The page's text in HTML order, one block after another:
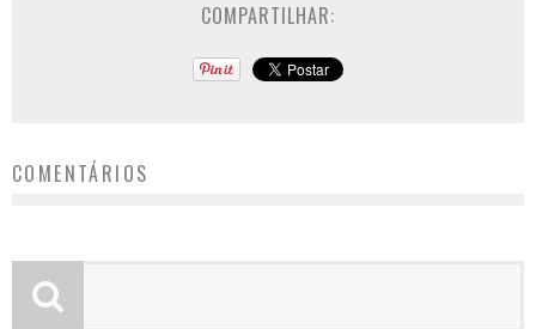
COMPARTILHAR:
COMENTÁRIOS